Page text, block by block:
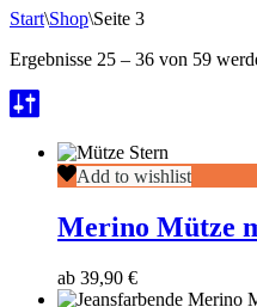
Start\Shop\Seite 3
Ergebnisse 25 – 36 von 59
Merino
Mütze
mit
Neonstern
gelb
Add to wishlist
Merino Mütze
ab 39,90 €